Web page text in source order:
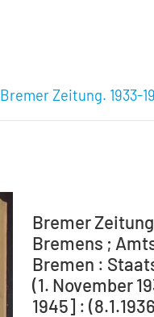
Bremer Zeitung. 1933-
Bremer
Bremens ;
Bremen :
(1. November
1945] :